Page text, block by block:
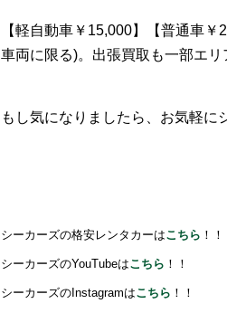
【軽自動車￥15,000】【普通車
車両に限る)。出張買取も一部エ
もし気になりましたら、お気軽
シーカーズの格安レンタカーはこちら ！！
シーカーズのYouTubeはこちら ！！
シーカーズのInstagramはこちら ！！